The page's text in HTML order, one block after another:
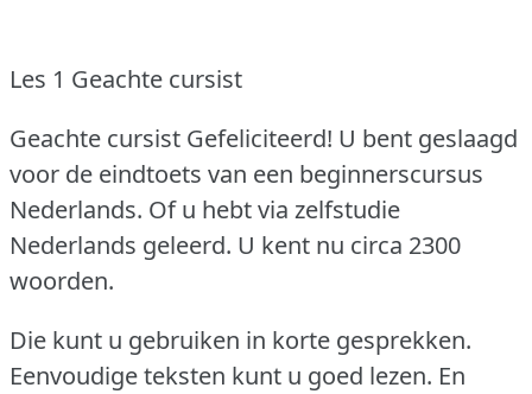
Les 1 Geachte cursist
Geachte cursist Gefeliciteerd! U bent geslaagd
voor de eindtoets van een beginnerscursus
Nederlands. Of u hebt via zelfstudie
Nederlands geleerd. U kent nu circa 2300
woorden.
Die kunt u gebruiken in korte gesprekken.
Eenvoudige teksten kunt u goed lezen. En